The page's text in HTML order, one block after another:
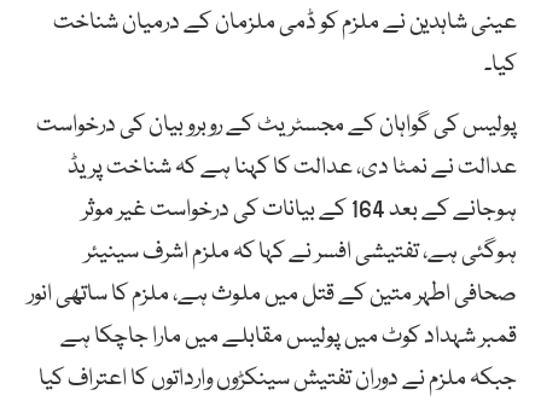
عینیشاہدیننےملزمکوڈمیملزمانکےدرمیانشناخت
کیا۔
پولیس کی گواہان کے مجسٹریٹ کے روبرو بیان کی درخواست
عدالت نے نمٹا دی، عدالت کا کہنا ہے کہ شناخت پریڈ
ہوجانے کے بعد 164 کے بیانات کی درخواست غیر موثر
ہوگئی ہے، تفتیشی افسر نے کہا کہ ملزم اشرف سینیئر
صحافی اطہر متین کے قتل میں ملوث ہے، ملزم کا ساتھی انور
قمبر شہداد کوٹ میں پولیس مقابلے میں مارا جاچکا ہے
جبکہ ملزم نے دوران تفتیش سینکڑوں وارداتوں کا اعتراف کیا